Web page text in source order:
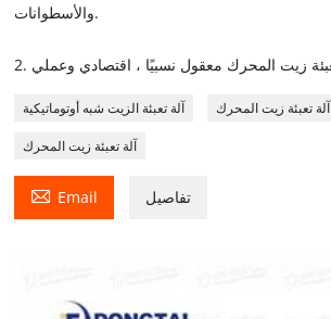
والأسطوانات.
آلة تعبئة الزيت شبه أوتوماتيكية آلة تعبئة زيت المحرك
آلة تعبئة زيت المحرك
 Email تفاصيل